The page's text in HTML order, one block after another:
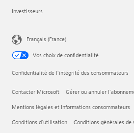
Investisseurs
Français (France)
Vos choix de confidentialité
Confidentialité de l’intégrité des consommateurs
Contacter Microsoft Gérer ou annuler
Mentions légales et Informations consommateurs
Conditions d'utilisation Conditions générales de